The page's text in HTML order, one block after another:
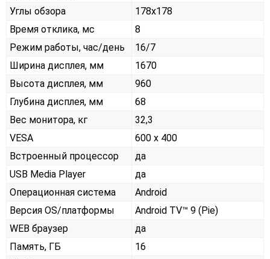
Углы обзора
178x178
Время отклика, мс
8
Режим работы, час/день
16/7
Ширина дисплея, мм
1670
Высота дисплея, мм
960
Глубина дисплея, мм
68
Вес монитора, кг
32,3
VESA
600 x 400
Встроенный процессор
да
USB Media Player
да
Операционная система
Android
Версия OS/платформы
Android TV™ 9 (Pie)
WEB браузер
да
Память, ГБ
16